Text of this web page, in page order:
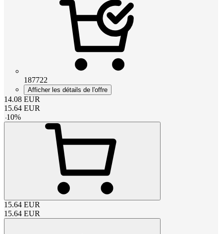
187722
Afficher les détails de l'offre
14.08 EUR
15.64 EUR
-10%
15.64 EUR
15.64 EUR